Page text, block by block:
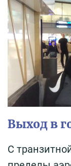
Выход в
С